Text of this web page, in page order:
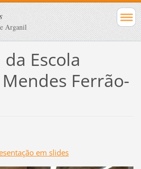
Arganil
Escola
Ferrão-
em slides